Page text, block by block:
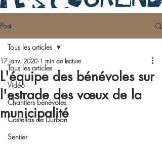
Post
Tous les articles
Vidéo
Chantiers bénévoles
Castellas de Durban
Sentier
Tous les articles
L'équipe des bénévoles sur
l'estrade des vœux de la
municipalité
17 janv. 2020 1 min de lecture